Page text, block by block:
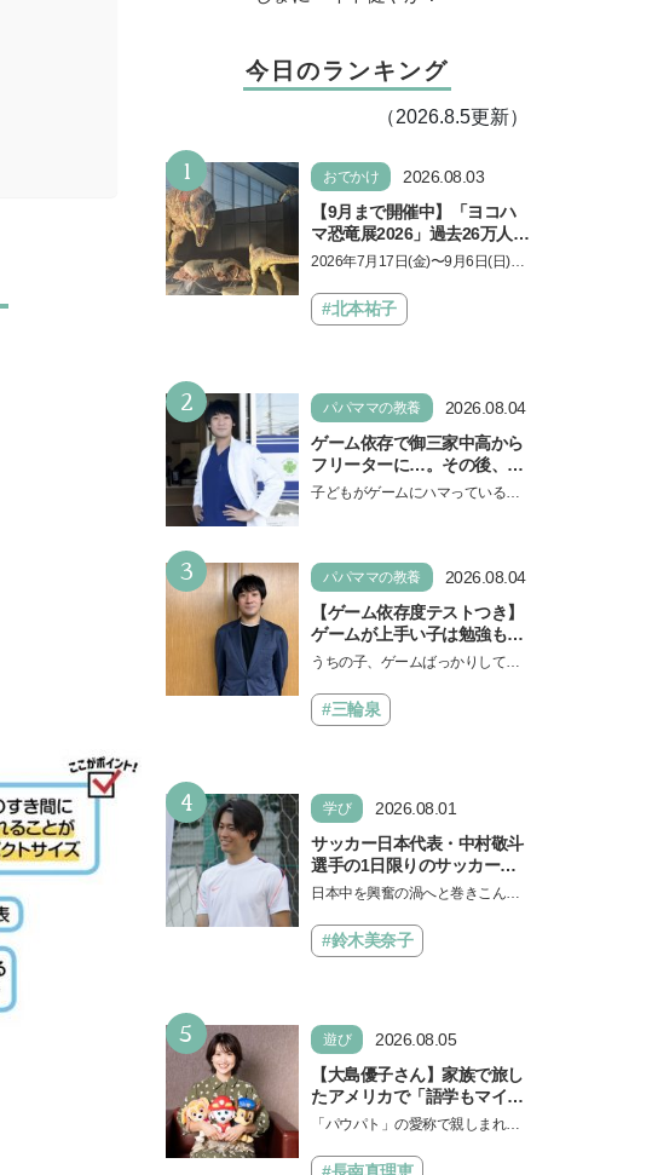
今日のランキング
（2026.8.5更新）
1 おでかけ
2026.08.03
【9月まで開催中】「ヨコハ
マ恐竜展2026」過去26万人を
動員した恐竜展が9年ぶりに
しむポイントを完全ガイド
2026年7月17日(金)〜9月6日(日)、
「ヨコハマ恐竜展2026〜恐竜の食
卓大図鑑〜」が開催…
#北本祐子
2 パパママの教養
2026.08.04
ゲーム依存で御三家中高から
フリーターに…。その後、医
学部へ逆転合格した現役医師
子どもがゲームにハマっている
3 パパママの教養
2026.08.04
【ゲーム依存度テストつき】
ゲームが上手い子は勉強もで
きる？御三家中高卒でゲーマ
えるゲームしながら受験で勝
つためのメソッド
うちの子、ゲームばっかりしてい
言し、子どもとトラブルになる家
庭は多いもの。でも…
#三輪泉
4 学び
2026.08.01
サッカー日本代表・中村敬斗
選手の1日限りのサッカー教
室が開催！ プレーの極意から
笑顔あふれる大盛況イベント
を詳しくレポ
日本中を興奮の渦へと巻きこんだF
杯）。日本代表選手たちのプレー
は私たちにたくさん…
#鈴木美奈子
5 遊び
2026.08.05
【大島優子さん】家族で旅し
たアメリカで「語学もマイン
ドも！ 子どもの成長はすごか
『パウ・パトロール ザ・ダイ
「パウパト」の愛称で親しまれる
の劇場版シリーズ第3弾、映画『パ
#長南真理恵